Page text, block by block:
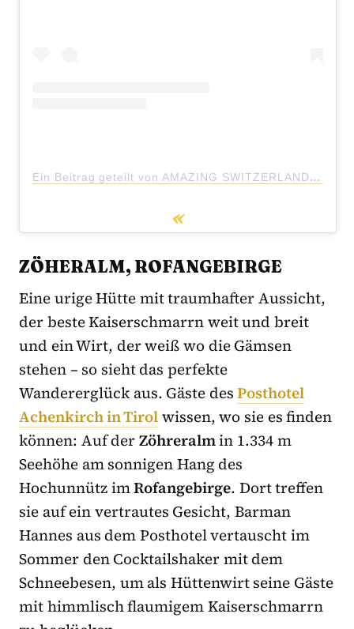
Ein Beitrag geteilt von AMAZING SWITZERLAND (@amazingswitzerland)
ZÖHERALM, ROFANGEBIRGE
Eine urige Hütte mit traumhafter Aussicht,
der beste Kaiserschmarrn weit und breit
und ein Wirt, der weiß wo die Gämsen
stehen – so sieht das perfekte
Wandererglück aus. Gäste desPosthotel
Achenkirch in Tirolwissen, wo sie es finden
können: Auf derZöhreralmin 1.334 m
Seehöhe am sonnigen Hang des
Hochunnütz imRofangebirge. Dort treffen
sie auf ein vertrautes Gesicht, Barman
Hannes aus dem Posthotel vertauscht im
Sommer den Cocktailshaker mit dem
Schneebesen, um als Hüttenwirt seine Gäste
mit himmlisch flaumigem Kaiserschmarrn